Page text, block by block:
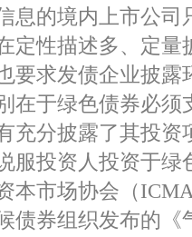
息的境内上市公司
定性描述多、定量
要求发债企业披露
在于绿色债券必须
充分披露了其投资
服投资人投资于绿
本市场协会（
债券组织发布的